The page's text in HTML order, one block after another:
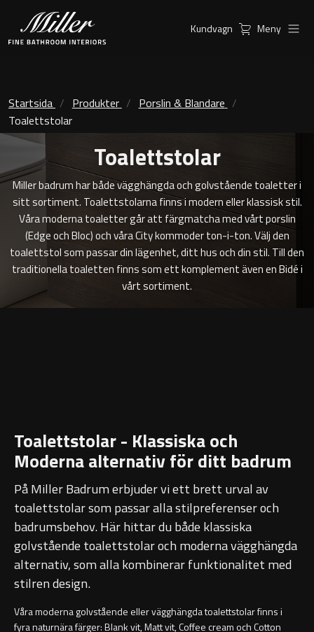
Kommoder
Möbelpaket
Spegelskåp
Linear Led Spegelskåp
Sky Spegelskåp
Handfat
Heltäckande handfat
Serier
Ambient Speglar
City
Classic Porslin
Kensington
London
Atlanta
Boston
Metro
Miami
Inspiration
Hitta
återförsäljare
Projektsortiment
Skötselråd
Om Oss
Reservdelar
Kundvagn Meny
Startsida Produkter
Porslin & Blandare
Toalettstolar
Toalettstolar
Miller badrum har både vägghängda och golvstående toaletter i
sitt sortiment. Toalettstolarna finns i modern eller klassisk stil.
Våra moderna toaletter går att färgmatcha med vårt porslin
(Edge och Bloc) och våra City kommoder ton-i-ton. Välj den
toalettstol som passar din lägenhet, ditt hus och din stil. Till den
traditionella toaletten finns som ett komplement även en Bidé i
vårt sortiment.
Toalettstolar - Klassiska och
Moderna alternativ för ditt badrum
På Miller Badrum erbjuder vi ett brett urval av
toalettstolar som passar alla stilpreferenser och
badrumsbehov. Här hittar du både klassiska
golvstående toalettstolar och moderna vägghängda
alternativ, som alla kombinerar funktionalitet med
stilren design.
Våra moderna golvstående eller vägghängda toalettstolar finns i
fyra naturnära färger: Blank vit, Matt vit, Coffee cream och Cotton